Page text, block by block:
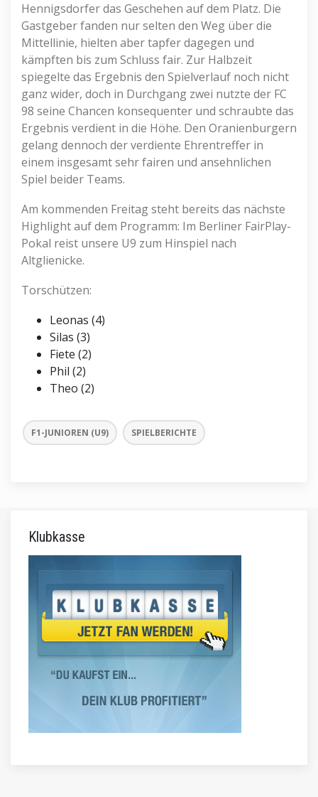
Hennigsdorfer das Geschehen auf dem Platz. Die
Gastgeber fanden nur selten den Weg über die
Mittellinie, hielten aber tapfer dagegen und
kämpften bis zum Schluss fair. Zur Halbzeit
spiegelte das Ergebnis den Spielverlauf noch nicht
ganz wider, doch in Durchgang zwei nutzte der FC
98 seine Chancen konsequenter und schraubte das
Ergebnis verdient in die Höhe. Den Oranienburgern
gelang dennoch der verdiente Ehrentreffer in
einem insgesamt sehr fairen und ansehnlichen
Spiel beider Teams.
Am kommenden Freitag steht bereits das nächste
Highlight auf dem Programm: Im Berliner FairPlay-
Pokal reist unsere U9 zum Hinspiel nach
Altglienicke.
Torschützen:
Leonas (4)
Silas (3)
Fiete (2)
Phil (2)
Theo (2)
F1-JUNIOREN (U9) SPIELBERICHTE
Klubkasse